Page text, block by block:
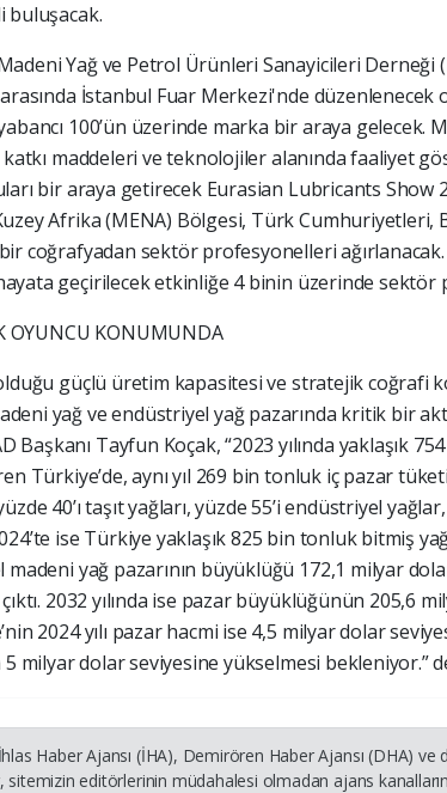
Yağ ve Petrol Ürünleri Sanayicileri Derneği
İstanbul Fuar Merkezi'nde düzenlenecek
100’ün üzerinde marka bir araya gelecek.
maddeleri ve teknolojiler alanında faaliyet
bir araya getirecek Eurasian Lubricants Show
Afrika (MENA) Bölgesi, Türk Cumhuriyetleri,
coğrafyadan sektör profesyonelleri ağırlanacak.
geçirilecek etkinliğe 4 binin üzerinde sektör
OYUNCU KONUMUNDA
güçlü üretim kapasitesi ve stratejik coğrafi
yağ ve endüstriyel yağ pazarında kritik bir
Başkanı Tayfun Koçak, “2023 yılında yaklaşık
Türkiye’de, aynı yıl 269 bin tonluk iç pazar
40’ı taşıt yağları, yüzde 55’i endüstriyel
ise Türkiye yaklaşık 825 bin tonluk bitmiş
madeni yağ pazarının büyüklüğü 172,1 milyar
2032 yılında ise pazar büyüklüğünün 205,6
2024 yılı pazar hacmi ise 4,5 milyar dolar
milyar dolar seviyesine yükselmesi bekleniyor.”
Haber Ajansı (İHA), Demirören Haber Ajansı (DHA) ve
sitemizin editörlerinin müdahalesi olmadan ajans